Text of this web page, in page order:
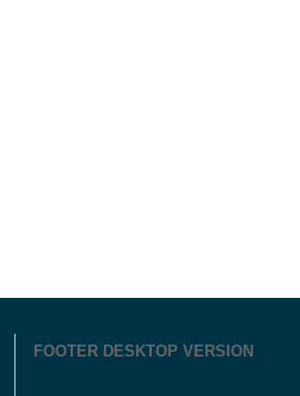
FOOTER DESKTOP VERSION